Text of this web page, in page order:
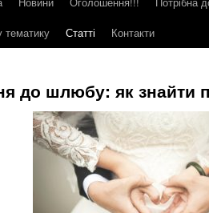
тематику
Статті Контакти
до шлюбу: як знайти